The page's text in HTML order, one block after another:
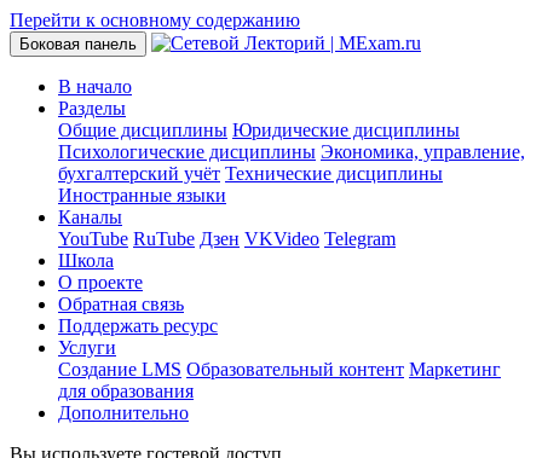
Перейти к основному содержанию
Боковая панель
В начало
Разделы
Общие дисциплины Юридические дисциплины
Психологические дисциплины Экономика, управление,
бухгалтерский учёт Технические дисциплины
Иностранные языки
Каналы
YouTube RuTube Дзен VKVideo Telegram
Школа
О проекте
Обратная связь
Поддержать ресурс
Услуги
Создание LMS Образовательный контент Маркетинг
для образования
Дополнительно
Вы используете гостевой доступ